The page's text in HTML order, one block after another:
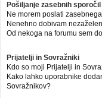
Pošiljanje zasebnih sporočil
Ne morem poslati
Nenehno dobivam
Od nekoga na forumu sem
Prijatelji in Sovražniki
Kdo so moji Prijatelji in
Kako lahko uporabnike
Sovražnikov?